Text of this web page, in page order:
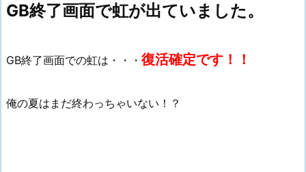
GB終了画面で虹が出ていました。
GB終了画面での虹は・・・ 復活確定です！！
俺の夏はまだ終わっちゃいない！？